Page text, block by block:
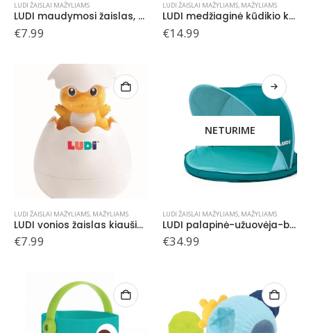
LUDI ŽAISLAI MAŽYLIAMS
LUDI maudymosi žaislas, Aštuonkojis
€7.99
LUDI ŽAISLAI MAŽYLIAMS, MAŽYLIAMS
LUDI medžiaginė kūdikio knygutė, džiunglės
€14.99
LUDI ŽAISLAI MAŽYLIAMS, MAŽYLIAMS
LUDI vonios žaislas kiaušinis, Dinozauras
€7.99
NETURIME
LUDI ŽAISLAI MAŽYLIAMS, MAŽYLIAMS
LUDI palapinė-užuovėja-baseinas, žalia, 0+
€34.99